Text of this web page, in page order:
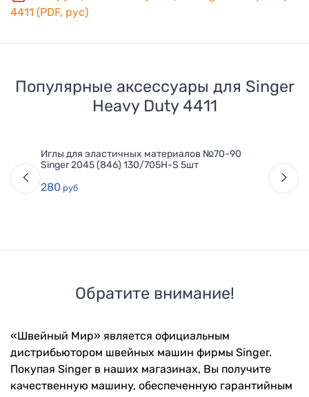
4411 (PDF, рус)
Популярные аксессуары для Singer
Heavy Duty 4411
Иглы для эластичных материалов №70-90
Singer 2045 (846) 130/705H-S 5шт
280 руб
Обратите внимание!
«Швейный Мир» является официальным
дистрибьютором швейных машин фирмы Singer.
Покупая Singer в наших магазинах, Вы получите
качественную машину, обеспеченную гарантийным